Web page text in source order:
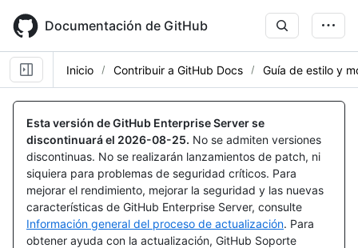
main
content
Documentación de GitHub
Inicio Contribuir a GitHub Docs Guía de estilo y
Esta versión de GitHub Enterprise Server se
discontinuará el 2026-08-25. No se admiten versiones
discontinuas. No se realizarán lanzamientos de patch, ni
siquiera para problemas de seguridad críticos. Para
mejorar el rendimiento, mejorar la seguridad y las nuevas
características de GitHub Enterprise Server, consulte
Información general del proceso de actualización. Para
obtener ayuda con la actualización, GitHub Soporte